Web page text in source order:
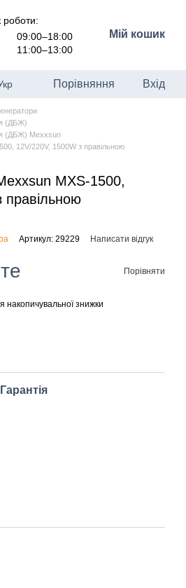
роботи:
09:00–18:00
11:00–13:00
Мій кошик
Порівняння Вхід
(ДБЖ)
(ДБЖ) Mexxsun
12V/220V, 1500W з правільною
MXS-1500,
правільною
Артикул: 29229 Написати відгук
Порівняти
накопичувальної знижки
Гарантія